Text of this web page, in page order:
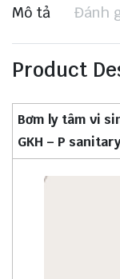
Mô tả Đánh
Product
Bơm ly tâm vi
GKH – P